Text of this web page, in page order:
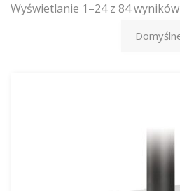
Wyświetlanie 1–24 z 84 wyników